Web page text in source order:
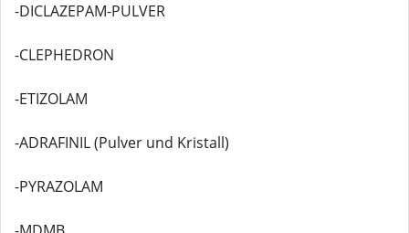
-DICLAZEPAM-PULVER
-CLEPHEDRON
-ETIZOLAM
-ADRAFINIL (Pulver und Kristall)
-PYRAZOLAM